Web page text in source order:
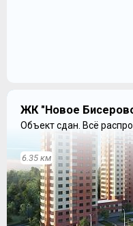
ЖК "Новое
Объект сдан. Всё
6.35 км